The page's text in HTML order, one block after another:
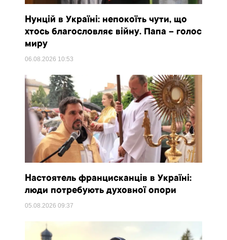
Нунцій в Україні: непокоїть чути, що
хтось благословляє війну. Папа – голос
миру
06.08.2026 10:53
Настоятель францисканців в Україні:
люди потребують духовної опори
05.08.202609:37